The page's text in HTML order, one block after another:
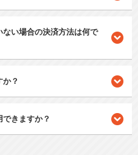
ない場合の決済方法は何で
？
きますか？